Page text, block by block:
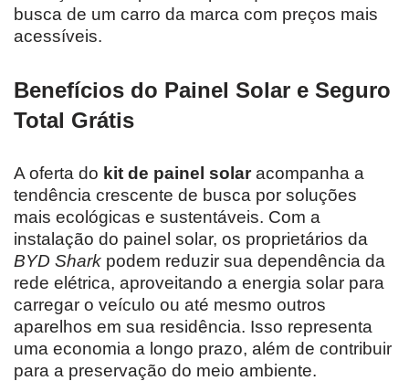
busca de um carro da marca com preços mais
acessíveis.
Benefícios do Painel Solar e Seguro
Total Grátis
A oferta do kit de painel solaracompanha a
tendência crescente de busca por soluções
mais ecológicas e sustentáveis. Com a
instalação do painel solar, os proprietários da
BYD Shark podem reduzir sua dependência da
rede elétrica, aproveitando a energia solar para
carregar o veículo ou até mesmo outros
aparelhos em sua residência. Isso representa
uma economia a longo prazo, além de contribuir
para a preservação do meio ambiente.